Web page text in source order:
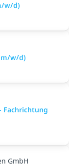
w/d)
w/d)
GmbH